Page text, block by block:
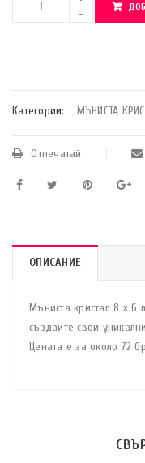
Категории: МЪНИСТА
Отпечатай
ОПИСАНИЕ
Мъниста кристал 8 x 6
създайте свои
Цената е за около 72 бр